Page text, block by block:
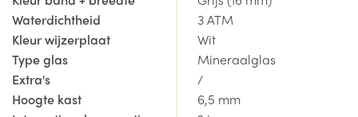
komen passen in de winkel? Kom vrijblijvend eens langs
in de winkel te Gistel, met de nodige kennis van zaken
helpt horlogemaker Dimitri je altijd graag verder!
horlogedokter.be is officieel Danish Design Dealer
ontvangt hierbij een internationale garantie van 2 jaar.
Waterdichtheid
3 ATM
Kleur wijzerplaat
Wit
Type glas
Mineraalglas
Extra's
/
Hoogte kast
6,5 mm